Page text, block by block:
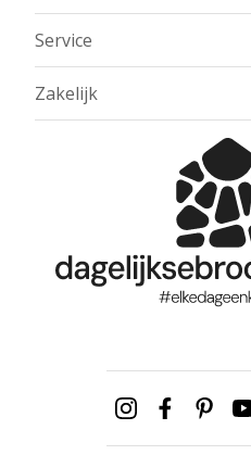
Service
Zakelijk